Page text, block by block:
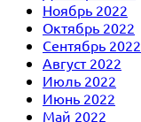
Ноябрь 2022
Октябрь 2022
Сентябрь 2022
Август 2022
Июль 2022
Июнь 2022
Май 2022